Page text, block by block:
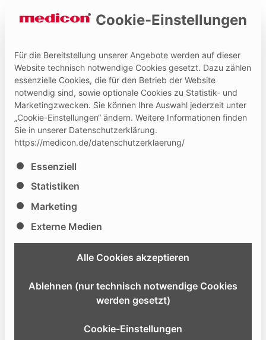
Hilfe und Kontakt Medicon Extranet
Cookie-Einstellungen
Für die Bereitstellung unserer Angebote werden auf dieser
Website technisch notwendige Cookies gesetzt. Dazu zählen
essenzielle Cookies, die für den Betrieb der Website
notwendig sind, sowie optionale Cookies zu Statistik- und
Marketingzwecken. Sie können Ihre Auswahl jederzeit unter
„Cookie-Einstellungen“ ändern. Weitere Informationen finden
Sie in unserer Datenschutzerklärung.
https://medicon.de/datenschutzerklaerung/
Es folgt eine Liste der Service-Gruppen, für die eine
Essenziell
Statistiken
Marketing
Externe Medien
Alle Cookies akzeptieren
Ablehnen (nur technisch notwendige Cookies
werden gesetzt)
Cookie-Einstellungen